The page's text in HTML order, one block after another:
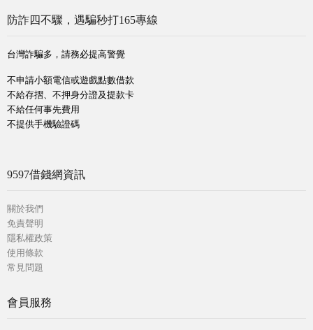
防詐四不驟，遇騙秒打165專線
台灣詐騙多，請務必提高警覺
不申請小額電信或遊戲點數借款
不給存摺、不押身分證及提款卡
不給任何事先費用
不提供手機驗證碼
9597借錢網資訊
關於我們
免責聲明
隱私權政策
使用條款
常見問題
會員服務